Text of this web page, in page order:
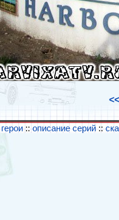
<<
герои::описание серий::